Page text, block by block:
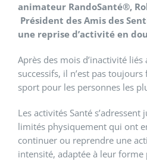
animateur RandoSanté®,
Président des Amis des
une reprise d’activité en
Après des mois d’inactivité
successifs, il n’est pas
sport pour les personnes les
Les activités Santé
limités physiquement qui ont
continuer ou reprendre une
intensité, adaptée à leur